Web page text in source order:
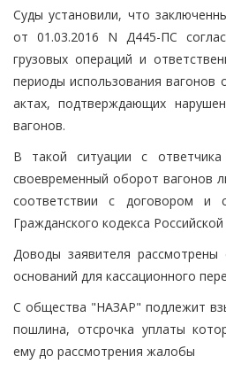
Суды установили, что
от 01.03.2016 N Д445-ПС
грузовых операций и
периоды использования вагонов
актах, подтверждающих
вагонов.
В такой ситуации с ответчика
своевременный оборот вагонов
соответствии с договором и
Гражданского кодекса
Доводы заявителя
оснований для кассационного
С общества "НАЗАР" подлежит
пошлина, отсрочка уплаты
ему до рассмотрения жалобы